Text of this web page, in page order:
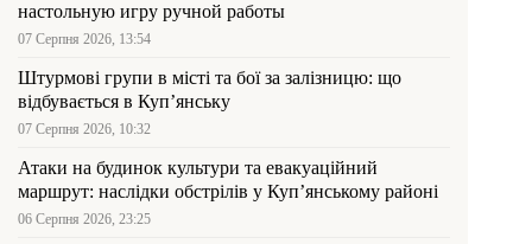
настольную игру ручной работы
07 Серпня 2026, 13:54
Штурмові групи в місті та бої за залізницю: що
відбувається в Куп’янську
07 Серпня 2026, 10:32
Атаки на будинок культури та евакуаційний
маршрут: наслідки обстрілів у Куп’янському районі
06 Серпня 2026, 23:25